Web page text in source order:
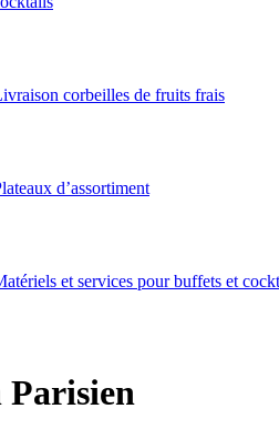
corbeilles de fruits frais
d’assortiment
et services pour buffets et
Parisien